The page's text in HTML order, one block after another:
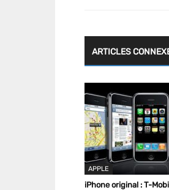
ARTICLES
APPLE
iPhone original : T-